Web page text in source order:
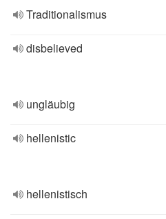
Traditionalismus
disbelieved
ungläubig
hellenistic
hellenistisch